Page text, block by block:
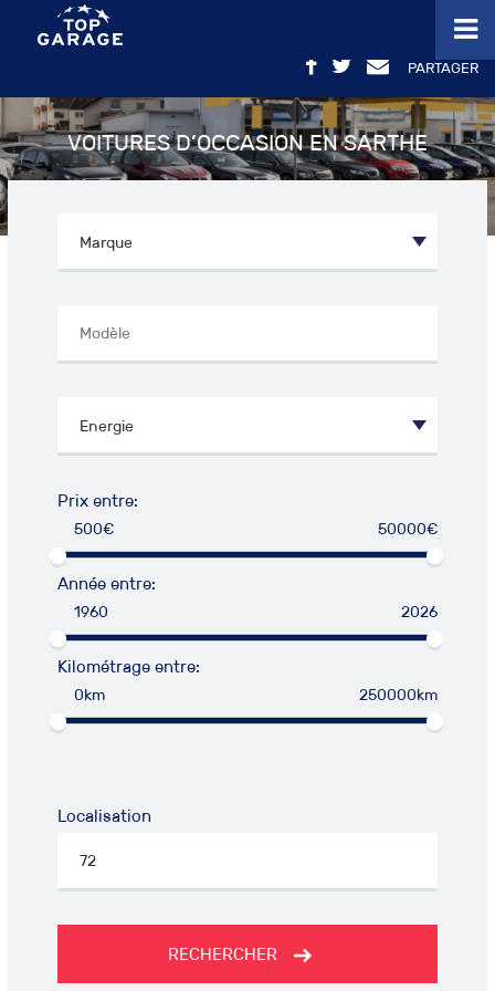
PARTAGER
VOITURES D’OCCASION EN SARTHE
Prix entre:
500€ 50000€
Année entre:
1960 2026
Kilométrage entre:
0km 250000km
Localisation
RECHERCHER